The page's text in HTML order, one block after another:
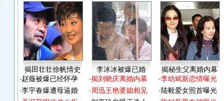
揭田壮壮徐帆情史 李冰冰被爆已婚
揭秘生父离婚内幕
·赵薇被爆已经怀孕
·李宇春爆遭母逼婚
·揭刘晓庆离婚内幕
·周迅王艳婆媳相见
·李幼斌新恋情曝光
·陆毅爱女照首曝光